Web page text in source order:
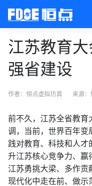
江苏教育
强省建设
作者：恒点虚拟仿真 来源：
前不久，江苏全省教育
调，当前，世界百年变
践对教育、科技和人才
升江苏核心竞争力、赢
江苏勇挑大梁、多作
现代化中走在前、做示